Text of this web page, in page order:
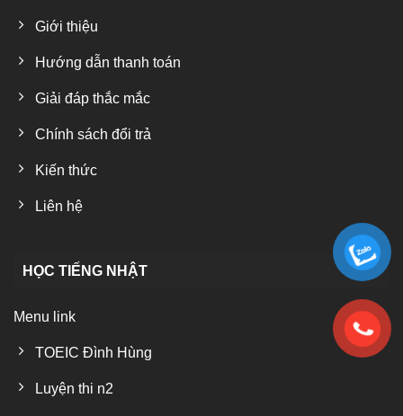
Giới thiệu
Hướng dẫn thanh toán
Giải đáp thắc mắc
Chính sách đổi trả
Kiến thức
Liên hệ
HỌC TIẾNG NHẬT
Menu link
TOEIC Đình Hùng
Luyện thi n2